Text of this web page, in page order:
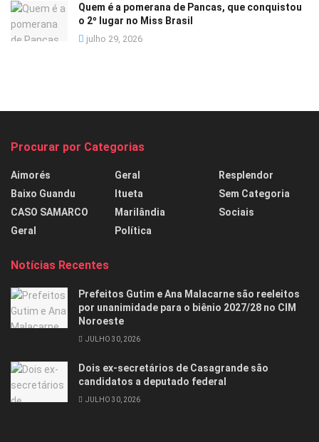
Quem é a pomerana de Pancas, que conquistou
o 2º lugar no Miss Brasil
julho 29, 2026
Procurar por Categorias
Aimorés
Baixo Guandu
CASO SAMARCO
Geral
Geral
Itueta
Marilândia
Política
Resplendor
Sem Categoria
Sociais
Notícias Recentes
Prefeitos Gutim e Ana Malacarne são reeleitos
por unanimidade para o biênio 2027/28 no CIM
Noroeste
JULHO 30, 2026
Dois ex-secretários de Casagrande são
candidatos a deputado federal
JULHO 30, 2026